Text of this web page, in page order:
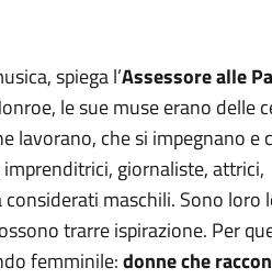
spiega l’Assessore alle
le sue muse erano delle
lavorano, che si impegnano e
giornaliste, attrici,
maschili. Sono loro
trarre ispirazione. Per
femminile:donne che